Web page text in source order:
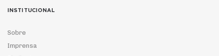
INSTITUCIONAL
Sobre
Imprensa